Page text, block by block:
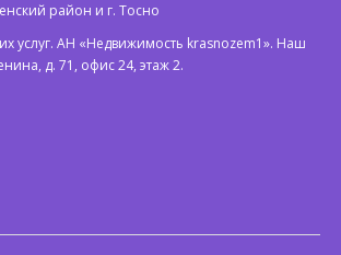
район и г. Тосно
услуг. АН «Недвижимость krasnozem1». Наш
д. 71, офис 24, этаж 2.